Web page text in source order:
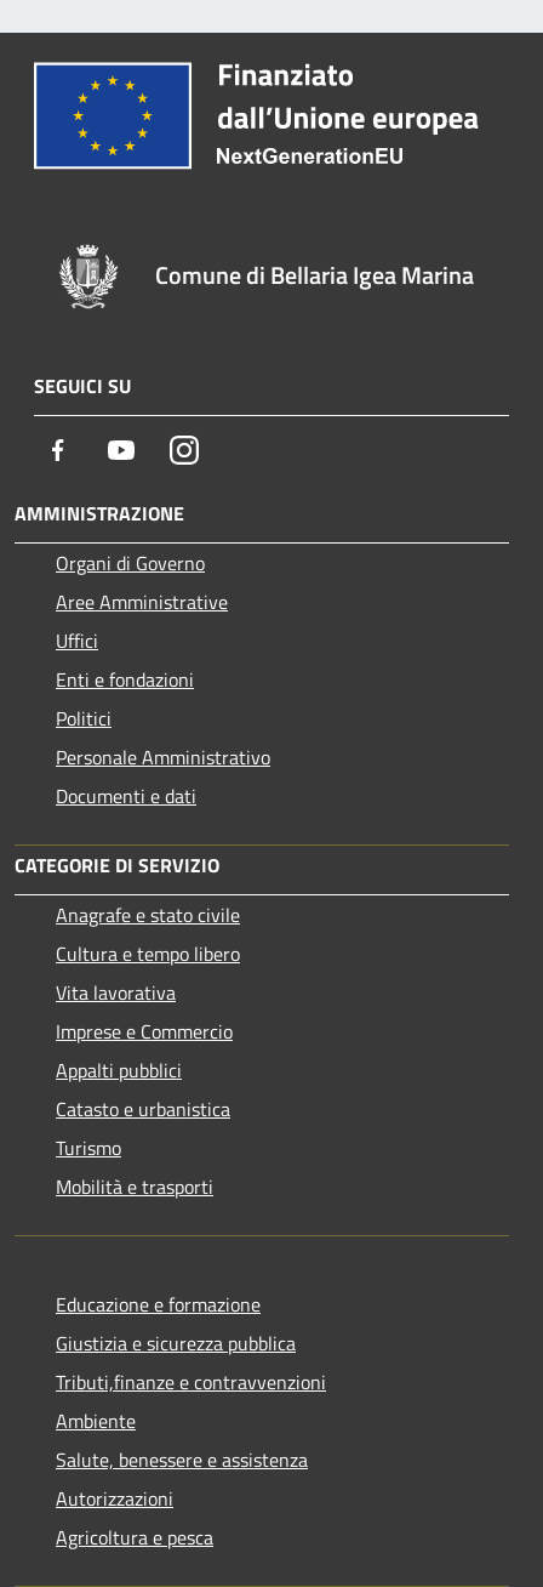
Comune di Bellaria Igea Marina
SEGUICI SU
Facebook YoutubeInstagram
AMMINISTRAZIONE
Organi di Governo
Aree Amministrative
Uffici
Enti e fondazioni
Politici
Personale Amministrativo
Documenti e dati
CATEGORIE DI SERVIZIO
Anagrafe e stato civile
Cultura e tempo libero
Vita lavorativa
Imprese e Commercio
Appalti pubblici
Catasto e urbanistica
Turismo
Mobilità e trasporti
Educazione e formazione
Giustizia e sicurezza pubblica
Tributi,finanze e contravvenzioni
Ambiente
Salute, benessere e assistenza
Autorizzazioni
Agricoltura e pesca